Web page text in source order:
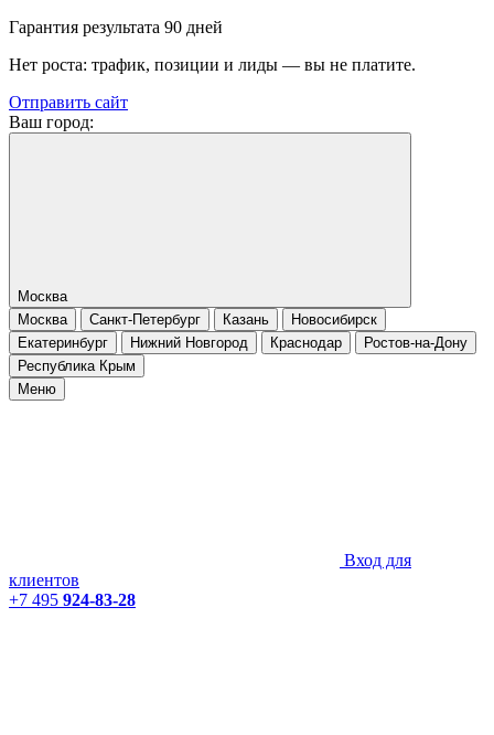
Гарантия результата 90 дней
Нет роста: трафик, позиции и лиды — вы не платите.
Отправить сайт
Ваш город:
Москва
Москва
Санкт-Петербург Казань
Новосибирск
Екатеринбург
Нижний Новгород Краснодар
Ростов-на-Дону
Республика Крым
Меню
Вход для
клиентов
+7 495 924-83-28